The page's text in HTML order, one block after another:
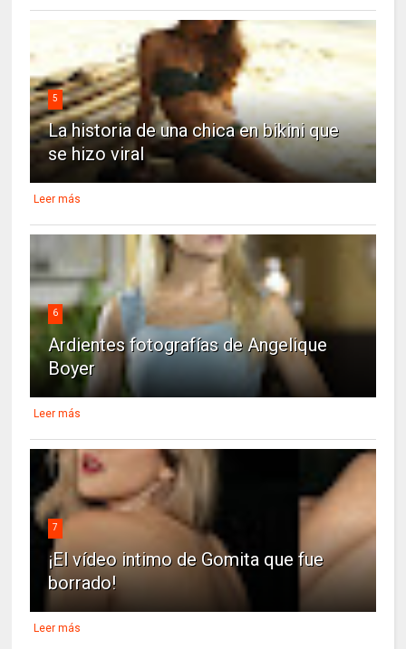
5
La historia de una chica en bikini que
se hizo viral
Leer más
6
Ardientes fotografías de Angelique
Boyer
Leer más
7
¡El vídeo intimo de Gomita que fue
borrado!
Leer más